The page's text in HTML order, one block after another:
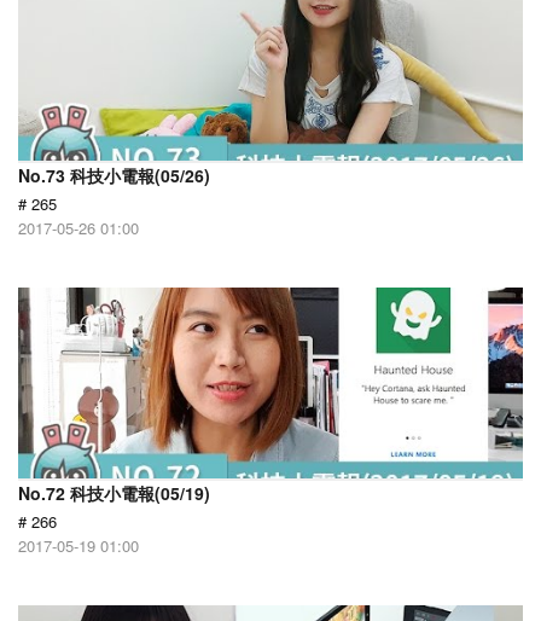
No.73 科技小電報(05/26)
# 265
2017-05-26 01:00
No.72 科技小電報(05/19)
# 266
2017-05-19 01:00